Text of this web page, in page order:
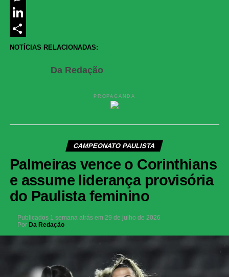
Messenger
LinkedIn
Share
NOTÍCIAS RELACIONADAS:
Da Redação
PROPAGANDA
CAMPEONATO PAULISTA
Palmeiras vence o Corinthians
e assume liderança provisória
do Paulista feminino
Publicados 1 semana atrás em 29 de julho de 2026
Por Da Redação